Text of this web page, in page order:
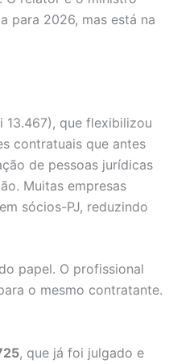
para 2026, mas está na
13.467), que flexibilizou
contratuais que antes
de pessoas jurídicas
Muitas empresas
sócios-PJ, reduzindo
papel. O profissional
o mesmo contratante.
, que já foi julgado e